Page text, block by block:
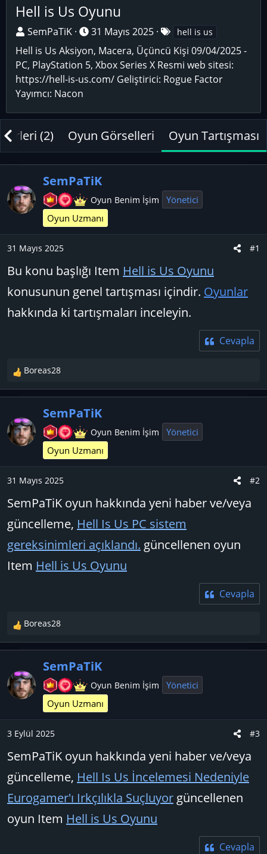
Hell is Us Oyunu
K
o
n
u
y
u
B
a
t
a
n
SemPaTiK
B
ş
l
g
ı
a
r
i
h
i
31 Mayıs 2025
t
e
l
e
hell is us
Hell is Us Aksiyon, Macera, Üçüncü Kişi 09/04/2025 -
PC, PlayStation 5, Xbox Series X Resmi web sitesi:
https://hell-is-us.com/ Geliştirici: Rogue Factor
Yayımcı: Nacon
(2) Oyun Görselleri Oyun Tartışması
SemPaTiK
Oyun Benim İşim
Yönetici
Oyun Uzmanı
31 Mayıs 2025 #1
Bu konu başlığı Item Hell is Us Oyunu
konusunun genel tartışması içindir. Oyunlar
hakkında ki tartışmaları inceleyin.
Cevapla
T
e
p
i
l
:
Boreas28
SemPaTiK
Oyun Benim İşim
Yönetici
Oyun Uzmanı
31 Mayıs 2025 #2
SemPaTiK oyun hakkında yeni haber ve/veya
güncelleme, Hell Is Us PC sistem
gereksinimleri açıklandı. güncellenen oyun
Item Hell is Us Oyunu
Cevapla
T
e
p
i
l
Boreas28
SemPaTiK
Oyun Benim İşim
Yönetici
Oyun Uzmanı
3 Eylül 2025 #3
SemPaTiK oyun hakkında yeni haber ve/veya
güncelleme, Hell Is Us İncelemesi Nedeniyle
Eurogamer'ı Irkçılıkla Suçluyor güncellenen
oyun Item Hell is Us Oyunu
Cevapla